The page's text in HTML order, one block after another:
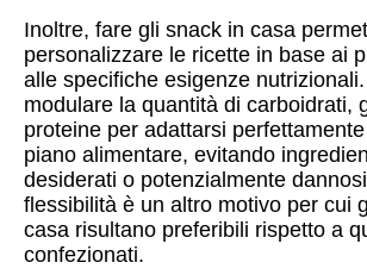
Inoltre, fare gli snack in casa
personalizzare le ricette in base ai
alle specifiche esigenze
modulare la quantità di carboidrati,
proteine per adattarsi
piano alimentare, evitando
desiderati o potenzialmente
flessibilità è un altro motivo per cui
casa risultano preferibili rispetto a
confezionati.